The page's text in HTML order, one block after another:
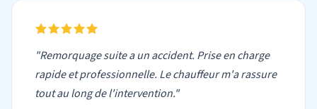
"Remorquage suite a un accident. Prise en charge
rapide et professionnelle. Le chauffeur m'a rassure
tout au long de l'intervention."